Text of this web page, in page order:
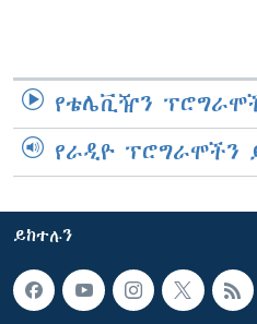
የቴሌቪዥን
የራዲዮ ፕሮግራሞችን
ይከተሉን